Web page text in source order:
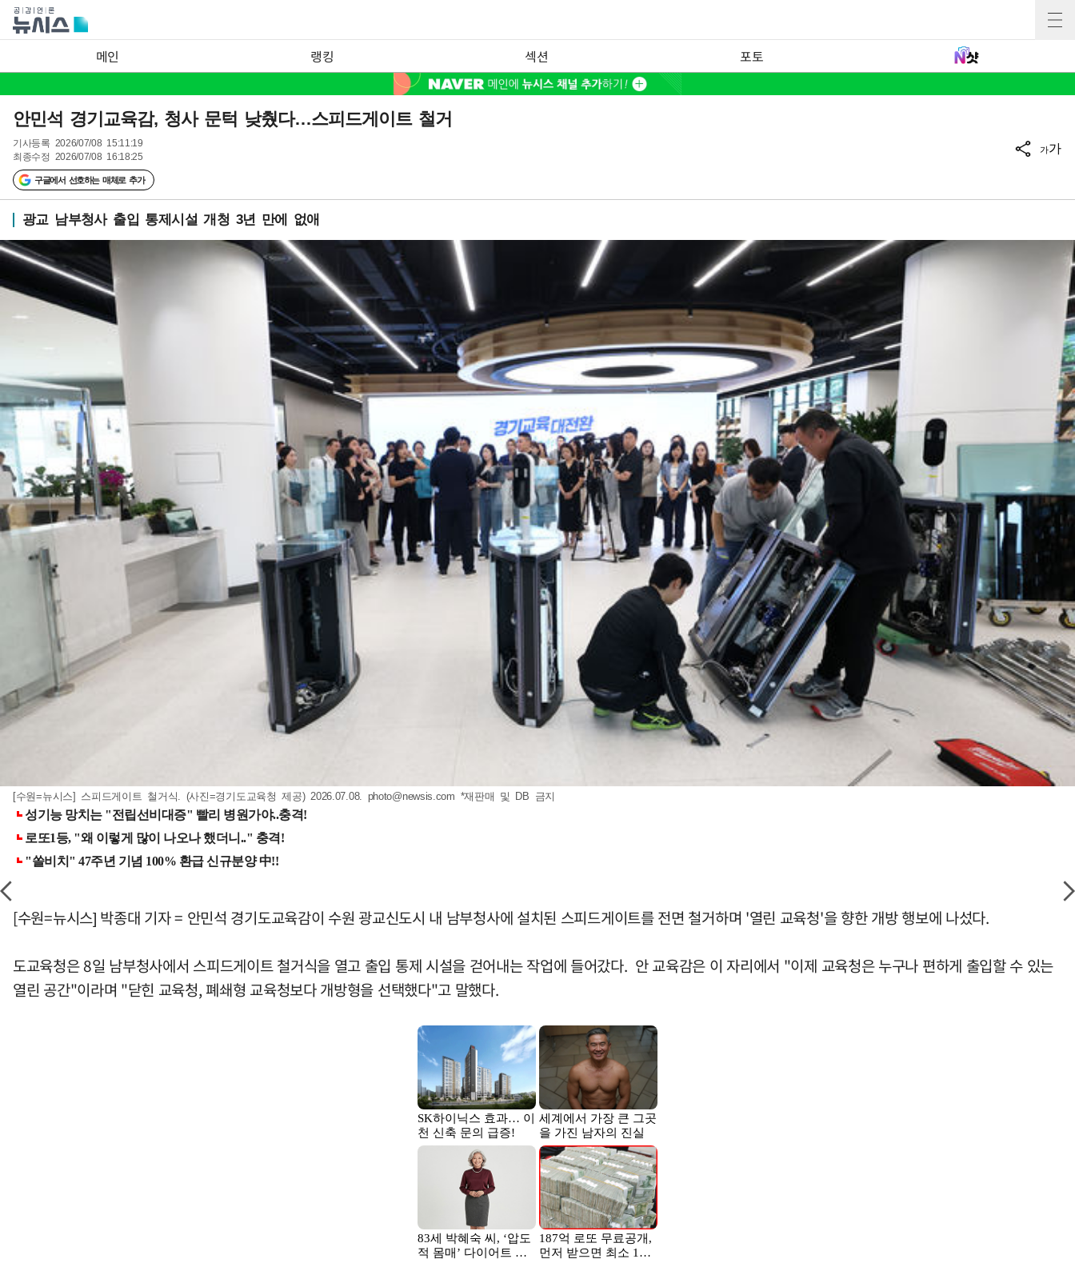
메인 랭킹 섹션 포토
안민석 경기교육감, 청사 문턱 낮췄다…스피드게이트 철거
기사등록 2026/07/08 15:11:19
최종수정 2026/07/08 16:18:25
구글에서 선호하는 매체로 추가
가가
광교 남부청사 출입 통제시설 개청 3년 만에 없애
[수원=뉴시스] 스피드게이트 철거식. (사진=경기도교육청 제공) 2026.07.08. photo@newsis.com *재판매 및 DB 금지
[수원=뉴시스] 박종대 기자 = 안민석 경기도교육감이 수원 광교신도시 내 남부청사에 설치된 스피드게이트를 전면 철거하며 '열린 교육청'을 향한 개방 행보에 나섰다.
도교육청은 8일 남부청사에서 스피드게이트 철거식을 열고 출입 통제 시설을 걷어내는 작업에 들어갔다. 안 교육감은 이 자리에서 "이제 교육청은 누구나 편하게 출입할 수 있는
열린 공간"이라며 "닫힌 교육청, 폐쇄형 교육청보다 개방형을 선택했다"고 말했다.